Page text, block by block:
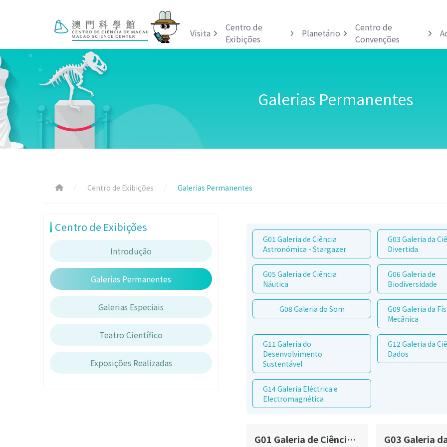
Visita
Centro de
Exibições
Planetário
Centro de
Convenções
Galerias Permanentes
Centro de Exibições Galerias Permanentes
Centro de Exibições
Introdução
Galerias Permanentes
Galerias Especiais
Teatro Científico
Exposições Realizadas
G01 Galeria de Ciência
Astronómica - Stargazer
G03 Galeria da
Divertida
G05 Galeria de Ciência
Náutica
G06 Galeria de
Biodiversidade
G08 Galeria do Som
G09 Galeria da
Mecânica
G11 Galeria do
Desenvolvimento
Sustentável
G12 Galeria da
Dados
G14 Galeria Eléctrica e
Electromagnética
G01 Galeria de Ciência Astronómica - Stargazer